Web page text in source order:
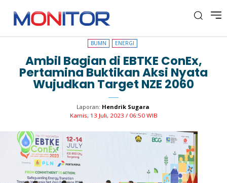
BUMN ENERGI
BUMN ENERGI
Ambil Bagian di EBTKE ConEx,
Pertamina Buktikan Aksi Nyata
Wujudkan Target NZE 2060
Laporan: Hendrik Sugara
Kamis, 13 Juli, 2023 / 06:50 WIB